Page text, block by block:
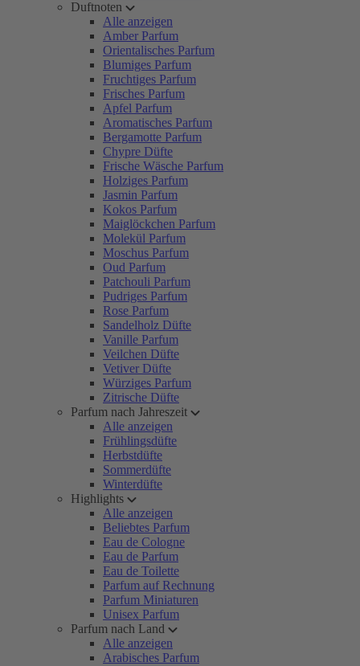
Duftnoten
Alle anzeigen
Amber Parfum
Orientalisches Parfum
Blumiges Parfum
Fruchtiges Parfum
Frisches Parfum
Apfel Parfum
Aromatisches Parfum
Bergamotte Parfum
Chypre Düfte
Frische Wäsche Parfum
Holziges Parfum
Jasmin Parfum
Kokos Parfum
Maiglöckchen Parfum
Molekül Parfum
Moschus Parfum
Oud Parfum
Patchouli Parfum
Pudriges Parfum
Rose Parfum
Sandelholz Düfte
Vanille Parfum
Veilchen Düfte
Vetiver Düfte
Würziges Parfum
Zitrische Düfte
Parfum nach Jahreszeit
Alle anzeigen
Frühlingsdüfte
Herbstdüfte
Sommerdüfte
Winterdüfte
Highlights
Alle anzeigen
Beliebtes Parfum
Eau de Cologne
Eau de Parfum
Eau de Toilette
Parfum auf Rechnung
Parfum Miniaturen
Unisex Parfum
Parfum nach Land
Alle anzeigen
Arabisches Parfum